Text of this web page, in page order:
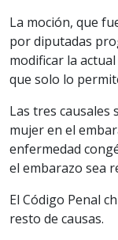
La moción, que
por diputadas
modificar la
que solo lo
Las tres causales
mujer en el
enfermedad
el embarazo sea
El Código Penal
resto de causas.